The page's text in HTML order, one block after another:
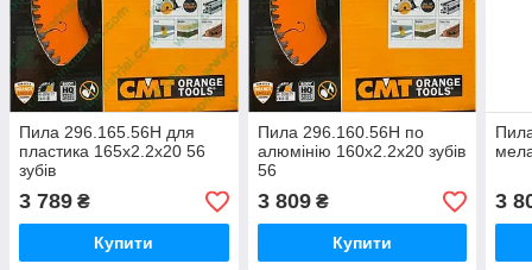
Пила 296.165.56H для
пластика 165х2.2х20 56
зубів
3 789 ₴
Купити
Пила 296.160.56H по
алюмінію 160х2.2х20 зубів
56
3 809₴
Купити
3